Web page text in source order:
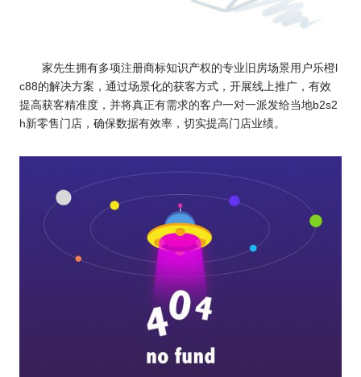
家先生拥有多项注册商标知识产权的专业旧房场景用户乐橙l
c88的解决方案，通过场景化的获客方式，开展线上推广，有效
提高获客精准度，并将真正有需求的客户一对一派发给当地b2s2
h新零售门店，确保数据有效率，切实提高门店业绩。